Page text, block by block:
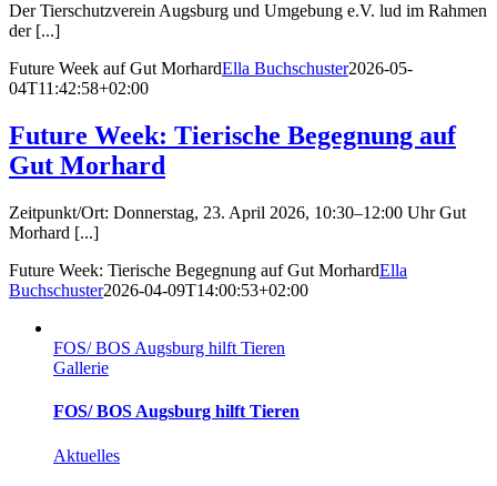
Der Tierschutzverein Augsburg und Umgebung e.V. lud im Rahmen
der [...]
Future Week auf Gut MorhardElla Buchschuster2026-05-
04T11:42:58+02:00
Future Week: Tierische Begegnung auf
Gut Morhard
Zeitpunkt/Ort: Donnerstag, 23. April 2026, 10:30–12:00 Uhr Gut
Morhard [...]
Future Week: Tierische Begegnung auf Gut MorhardElla
Buchschuster2026-04-09T14:00:53+02:00
FOS/ BOS Augsburg hilft Tieren
Gallerie
FOS/ BOS Augsburg hilft Tieren
Aktuelles